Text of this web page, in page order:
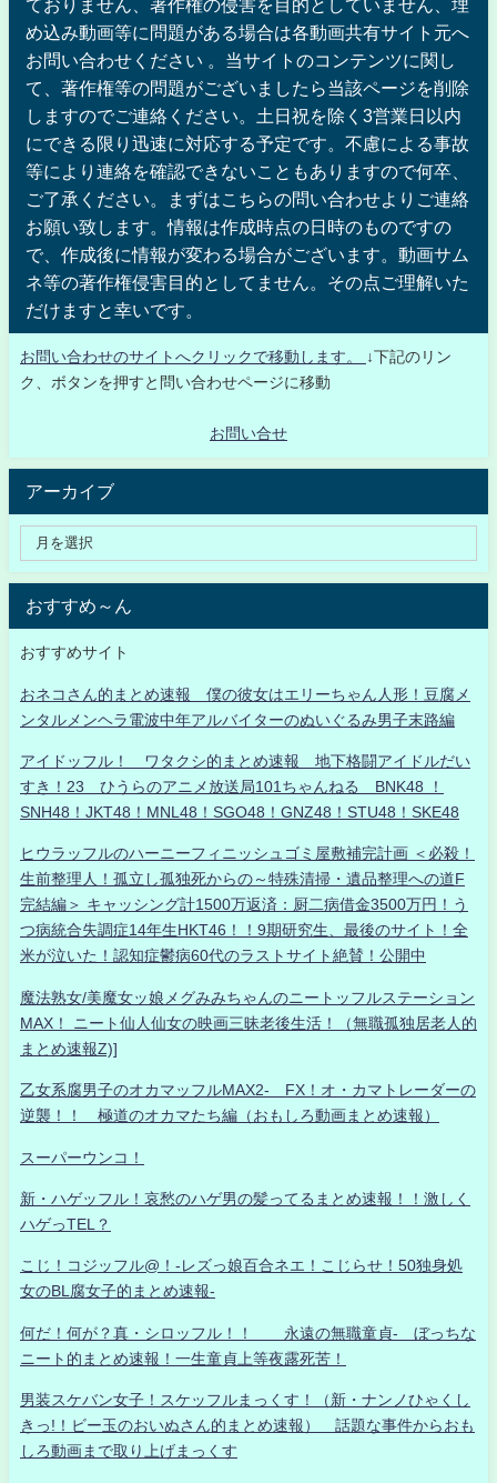
ておりません、著作権の侵害を目的としていません、埋
め込み動画等に問題がある場合は各動画共有サイト元へ
お問い合わせください 。当サイトのコンテンツに関し
て、著作権等の問題がございましたら当該ページを削除
しますのでご連絡ください。土日祝を除く3営業日以内
にできる限り迅速に対応する予定です。不慮による事故
等により連絡を確認できないこともありますので何卒、
ご了承ください。まずはこちらの問い合わせよりご連絡
お願い致します。情報は作成時点の日時のものですの
で、作成後に情報が変わる場合がございます。動画サム
ネ等の著作権侵害目的としてません。その点ご理解いた
だけますと幸いです。
お問い合わせのサイトへクリックで移動します。
↓下記のリン
ク、ボタンを押すと問い合わせページに移動
お問い合せ
アーカイブ
おすすめ～ん
おすすめサイト
おネコさん的まとめ速報 僕の彼女はエリーちゃん人形！豆腐メ
ンタルメンヘラ電波中年アルバイターのぬいぐるみ男子末路編
アイドッフル！ ワタクシ的まとめ速報 地下格闘アイドルだい
すき！23 ひうらのアニメ放送局101ちゃんねる BNK48 ！
SNH48！JKT48！MNL48！SGO48！GNZ48！STU48！SKE48
ヒウラッフルのハーニーフィニッシュゴミ屋敷補完計画 ＜必殺！
生前整理人！孤立し孤独死からの～特殊清掃・遺品整理への道F
完結編＞ キャッシング計1500万返済：厨二病借金3500万円！う
つ病統合失調症14年生HKT46！！9期研究生、最後のサイト！全
米が泣いた！認知症鬱病60代のラストサイト絶賛！公開中
魔法熟女/美魔女ッ娘メグみみちゃんのニートッフルステーション
MAX！ ニート仙人仙女の映画三昧老後生活！（無職孤独居老人的
まとめ速報Z)]
乙女系腐男子のオカマッフルMAX2- FX！オ・カマトレーダーの
逆襲！！ 極道のオカマたち編（おもしろ動画まとめ速報）
スーパーウンコ！
新・ハゲッフル！哀愁のハゲ男の髪ってるまとめ速報！！激しく
ハゲっTEL？
こじ！コジッフル@！-レズっ娘百合ネエ！こじらせ！50独身処
女のBL腐女子的まとめ速報-
何だ！何が？真・シロッフル！！ 永遠の無職童貞- ぼっちな
ニート的まとめ速報！一生童貞上等夜露死苦！
男装スケバン女子！スケッフルまっくす！（新・ナンノひゃくし
きっ!！ビー玉のおいぬさん的まとめ速報） 話題な事件からおも
しろ動画まで取り上げまっくす